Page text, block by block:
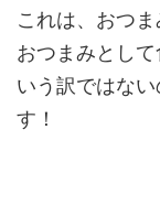
これは、おつ
おつまみとし
いう訳ではな
す！